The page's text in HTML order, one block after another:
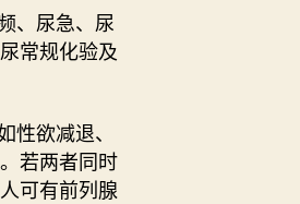
、尿急、尿
常规化验及
欲减退、
若两者同时
可有前列腺